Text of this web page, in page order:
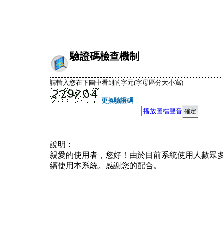
驗證碼檢查機制
請輸入您在下圖中看到的字元(字母區分大小寫)
更換驗證碼
播放圖檔聲音
說明︰
親愛的使用者，您好！由於目前系統使用人數眾
續使用本系統。感謝您的配合。